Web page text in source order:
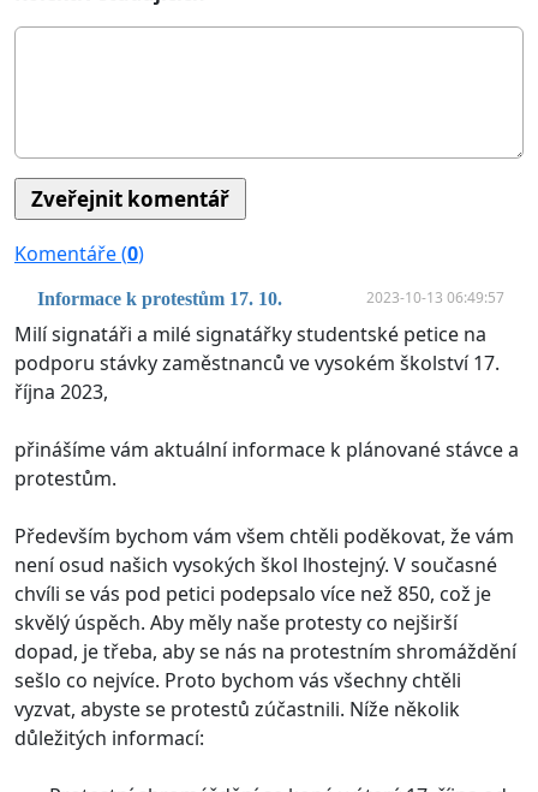
Komentáře (0)
Informace k protestům 17. 10. 2023-10-13 06:49:57
Milí signatáři a milé signatářky studentské petice na
podporu stávky zaměstnanců ve vysokém školství 17.
října 2023,
přinášíme vám aktuální informace k plánované stávce a
protestům.
Především bychom vám všem chtěli poděkovat, že vám
není osud našich vysokých škol lhostejný. V současné
chvíli se vás pod petici podepsalo více než 850, což je
skvělý úspěch. Aby měly naše protesty co nejširší
dopad, je třeba, aby se nás na protestním shromáždění
sešlo co nejvíce. Proto bychom vás všechny chtěli
vyzvat, abyste se protestů zúčastnili. Níže několik
důležitých informací: